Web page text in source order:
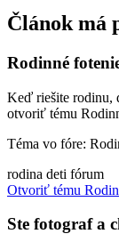
Článok má
Rodinné
Keď riešite rodinu,
otvoriť tému
Téma vo fóre:
rodina deti fórum
Otvoriť tému
Ste fotograf a